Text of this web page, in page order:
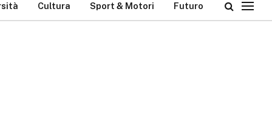
Cultura Sport & Motori Futuro